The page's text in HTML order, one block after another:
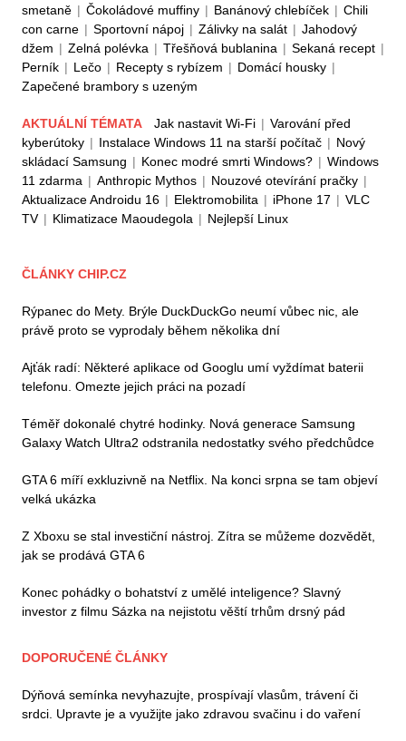
smetaně | Čokoládové muffiny | Banánový chlebíček | Chili
con carne | Sportovní nápoj | Zálivky na salát | Jahodový
džem | Zelná polévka | Třešňová bublanina | Sekaná recept |
Perník | Lečo | Recepty s rybízem | Domácí housky |
Zapečené brambory s uzeným
AKTUÁLNÍ TÉMATA Jak nastavit Wi-Fi | Varování před
kyberútoky | Instalace Windows 11 na starší počítač | Nový
skládací Samsung | Konec modré smrti Windows? | Windows
11 zdarma | Anthropic Mythos | Nouzové otevírání pračky |
Aktualizace Androidu 16 | Elektromobilita | iPhone 17 | VLC
TV | Klimatizace Maoudegola | Nejlepší Linux
ČLÁNKY CHIP.CZ
Rýpanec do Mety. Brýle DuckDuckGo neumí vůbec nic, ale
právě proto se vyprodaly během několika dní
Ajťák radí: Některé aplikace od Googlu umí vyždímat baterii
telefonu. Omezte jejich práci na pozadí
Téměř dokonalé chytré hodinky. Nová generace Samsung
Galaxy Watch Ultra2 odstranila nedostatky svého předchůdce
GTA 6 míří exkluzivně na Netflix. Na konci srpna se tam objeví
velká ukázka
Z Xboxu se stal investiční nástroj. Zítra se můžeme dozvědět,
jak se prodává GTA 6
Konec pohádky o bohatství z umělé inteligence? Slavný
investor z filmu Sázka na nejistotu věští trhům drsný pád
DOPORUČENÉ ČLÁNKY
Dýňová semínka nevyhazujte, prospívají vlasům, trávení či
srdci. Upravte je a využijte jako zdravou svačinu i do vaření